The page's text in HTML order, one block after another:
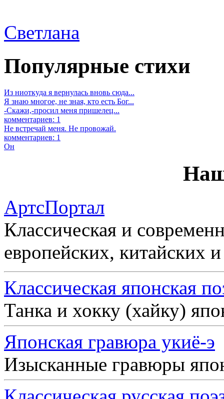
Светлана
Популярные стихи
Из ниоткуда я вернулась вновь сюда...
Я знаю многое, не зная, кто есть Бог...
-Скажи,-просил меня пришелец...
комментариев: 1
Не встречай меня. Не провожай.
комментариев: 1
Он
АртсПортал
Классическая и
европейских, китайских
Классическая японская
Танка и хокку (хайку)
Японская гравюра укиё-э
Изысканные гравюры